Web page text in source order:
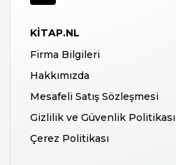
KITAP.NL
Firma Bilgileri
Hakkımızda
Mesafeli Satış Sözleşmesi
Gizlilik ve Güvenlik Politikası
Çerez Politikası